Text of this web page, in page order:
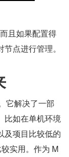
且如果配置得
点进行管理。
它解决了一部
比如在单机环境
及项目比较低的
实用。作为 M